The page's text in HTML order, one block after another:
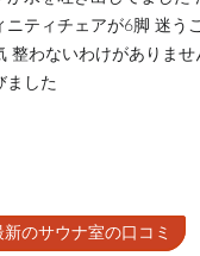
ニティチェアが6脚 迷う
整わないわけがありませ
ました
新のサウナ室の口コミ